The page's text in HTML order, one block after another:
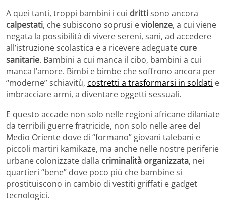
A quei tanti, troppi bambini i cui drittisono ancora
calpestati, che subiscono soprusi eviolenze, a cui viene
negata la possibilità di vivere sereni, sani, ad accedere
all’istruzione scolastica e a ricevere adeguate cure
sanitarie. Bambini a cui manca il cibo, bambini a cui
manca l’amore. Bimbi e bimbe che soffrono ancora per
“moderne” schiavitù, costretti a trasformarsi in soldati e
imbracciare armi, a diventare oggetti sessuali.
E questo accade non solo nelle regioni africane dilaniate
da terribili guerre fratricide, non solo nelle aree del
Medio Oriente dove di “formano” giovani talebani e
piccoli martiri kamikaze, ma anche nelle nostre periferie
urbane colonizzate dalla criminalità organizzata, nei
quartieri “bene” dove poco più che bambine si
prostituiscono in cambio di vestiti griffati e gadget
tecnologici.